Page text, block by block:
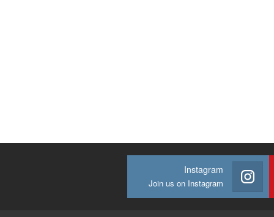
Instagram
Join us on Instagram